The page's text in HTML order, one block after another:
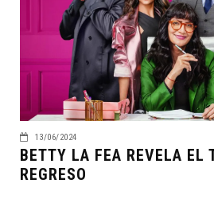
13/06/2024
BETTY LA FEA REVELA EL
REGRESO